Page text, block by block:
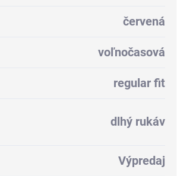
červená
voľnočasová
regular fit
dlhý rukáv
Výpredaj